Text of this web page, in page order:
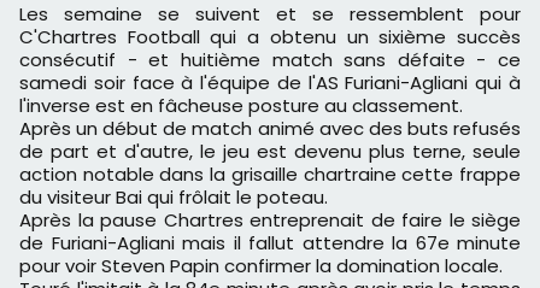
Les semaine se suivent et se ressemblent pour
C'Chartres Football qui a obtenu un sixième succès
consécutif - et huitième match sans défaite - ce
samedi soir face à l'équipe de l'AS Furiani-Agliani qui à
l'inverse est en fâcheuse posture au classement.
Après un début de match animé avec des buts refusés
de part et d'autre, le jeu est devenu plus terne, seule
action notable dans la grisaille chartraine cette frappe
du visiteur Bai qui frôlait le poteau.
Après la pause Chartres entreprenait de faire le siège
de Furiani-Agliani mais il fallut attendre la 67e minute
pour voir Steven Papin confirmer la domination locale.